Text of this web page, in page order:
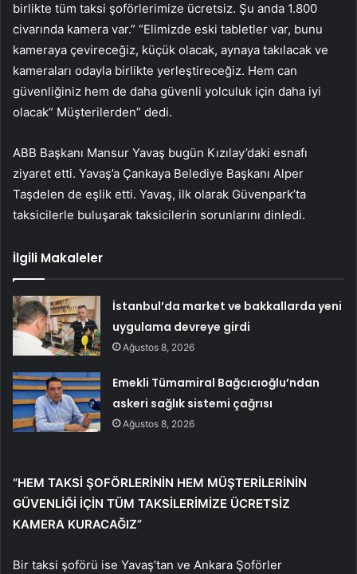
birlikte tüm taksi şoförlerimize ücretsiz. Şu anda 1.800
civarında kamera var.” “Elimizde eski tabletler var, bunu
kameraya çevireceğiz, küçük olacak, aynaya takılacak ve
kameraları odayla birlikte yerleştireceğiz. Hem can
güvenliğiniz hem de daha güvenli yolculuk için daha iyi
olacak” Müşterilerden” dedi.
ABB Başkanı Mansur Yavaş bugün Kızılay’daki esnafı
ziyaret etti. Yavaş’a Çankaya Belediye Başkanı Alper
Taşdelen de eşlik etti. Yavaş, ilk olarak Güvenpark’ta
taksicilerle buluşarak taksicilerin sorunlarını dinledi.
İlgili Makaleler
İstanbul’da market ve bakkallarda yeni
uygulama devreye girdi
Ağustos 8, 2026
Emekli Tümamiral Bağcıcıoğlu’ndan
askeri sağlık sistemi çağrısı
Ağustos 8, 2026
“HEM TAKSİ ŞOFÖRLERİNİN HEM MÜŞTERİLERİNİN
GÜVENLİĞİ İÇİN TÜM TAKSİLERİMİZE ÜCRETSİZ
KAMERA KURACAĞIZ”
Bir taksi şoförü ise Yavaş’tan ve Ankara Şoförler